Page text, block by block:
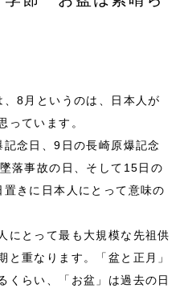
8月というのは、日本人が
っています。
念日、9日の長崎原爆記念
落事故の日、そして15日の
きに日本人にとって意味の
とって最も大規模な先祖供
と重なります。「盆と正月」
くらい、「お盆」は過去の日